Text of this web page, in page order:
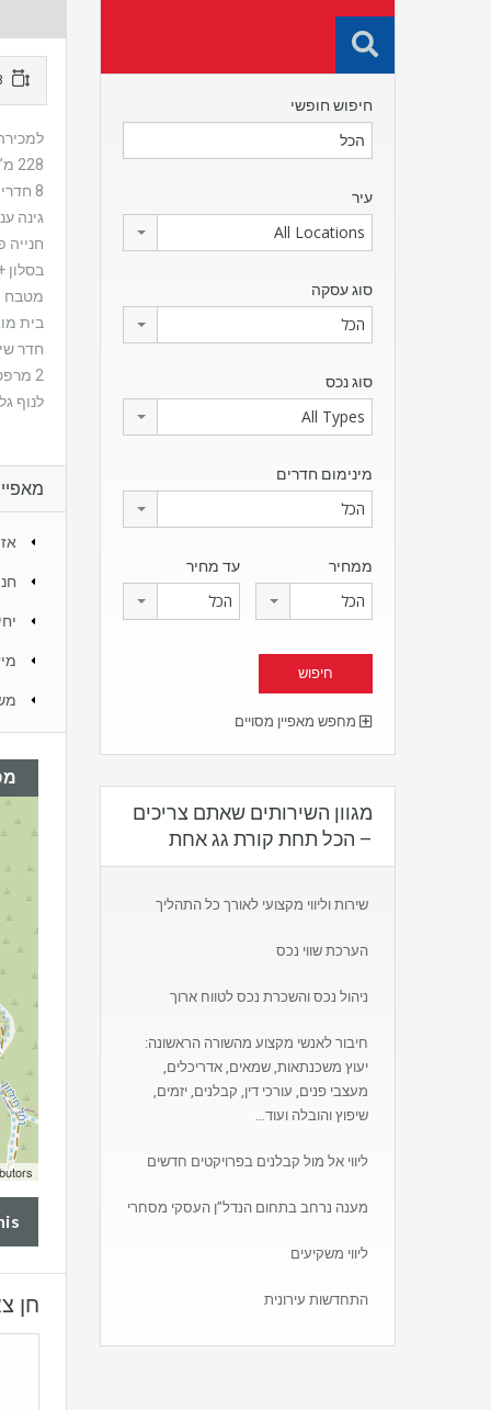
228 מ”ר בארנונה על מגרש של 450 מ”ר.
8 חדרים שהוסבו ל-5 (ועוד 2 יחידות דיור פעילות)
גינה
חנייה
בסלון
מטבח
בית
חדר
2 מרפסות, אחת גדולה של כ- 40 מ”ר שפונה
לנוף
חן
חיפוש חופשי
עיר
All Locations
סוג עסקה
הכל
סוג נכס
All Types
מינימום חדרים
הכל
ממחיר
הכל
עד מחיר
הכל
מחפש מאפיין מסויים
מגוון השירותים שאתם צריכים
– הכל תחת קורת גג אחת
שירות וליווי מקצועי לאורך כל התהליך
הערכת שווי נכס
ניהול נכס והשכרת נכס לטווח ארוך
חיבור לאנשי מקצוע מהשורה הראשונה:
יעוץ משכנתאות, שמאים, אדריכלים,
מעצבי פנים, עורכי דין, קבלנים, יזמים,
שיפוץ והובלה ועוד…
ליווי אל מול קבלנים בפרויקטים חדשים
מענה נרחב בתחום הנדל”ן העסקי מסחרי
ליווי משקיעים
התחדשות עירונית